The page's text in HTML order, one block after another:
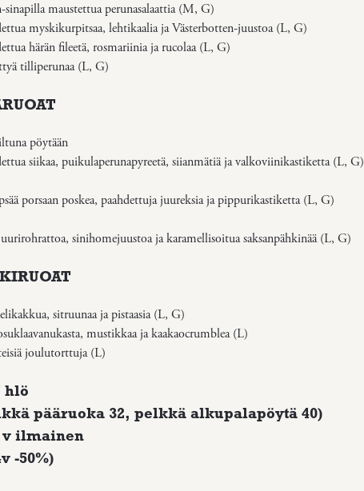
maustettua perunasalaattia (M, G)
myskikurpitsaa, lehtikaalia ja Västerbotten-juustoa (L, G)
härän fileetä, rosmariinia ja rucolaa (L, G)
tilliperunaa (L, G)
pöytään
siikaa, puikulaperunapyreetä, siianmätiä ja valkoviinikastiketta (L, G)
porsaan poskea, paahdettuja juureksia ja pippurikastiketta (L, G)
sinihomejuustoa ja karamellisoitua saksanpähkinää (L, G)
sitruunaa ja pistaasia (L, G)
mustikkaa ja kaakaocrumblea (L)
joulutorttuja (L)
hlö
pääruoka 32, pelkkä alkupalapöytä 40)
v ilmainen
-50%)